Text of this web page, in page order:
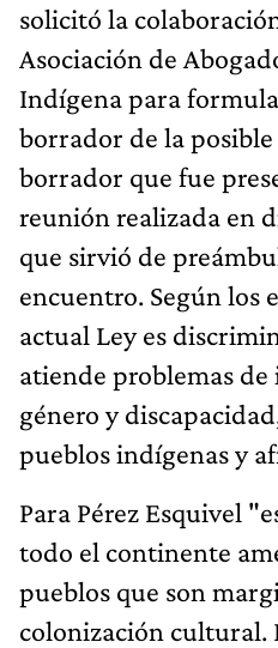
solicitó la
Asociación de
Indígena para
borrador de la
borrador que fue
reunión realizada en
que sirvió de
encuentro. Según los
actual Ley es
atiende problemas de
género y
pueblos indígenas y
Para Pérez Esquivel
todo el continente
pueblos que son
colonización cultural.